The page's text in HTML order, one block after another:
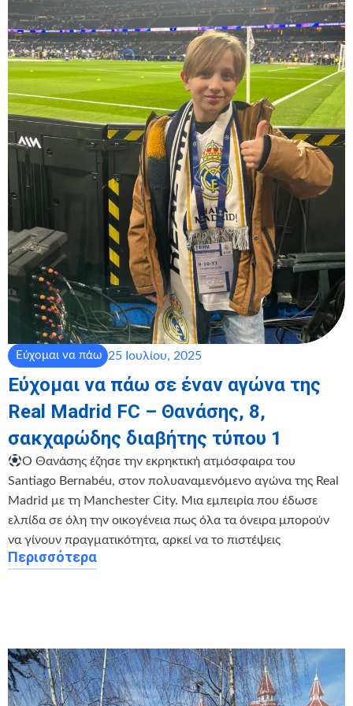
Εύχομαι να πάω 25 Ιουλίου, 2025
Εύχομαι να πάω σε έναν αγώνα της
Real Madrid FC – Θανάσης, 8,
σακχαρώδης διαβήτης τύπου 1
Ο Θανάσης έζησε την εκρηκτική ατμόσφαιρα του
Santiago Bernabéu, στον πολυαναμενόμενο αγώνα της Real
Madrid με τη Manchester City. Μια εμπειρία που έδωσε
ελπίδα σε όλη την οικογένεια πως όλα τα όνειρα μπορούν
να γίνουν πραγματικότητα, αρκεί να το πιστέψεις
Περισσότερα